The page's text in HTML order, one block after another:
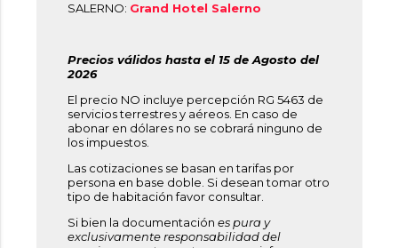
SALERNO: Grand Hotel Salerno
Precios válidos hasta el 15 de Agosto del
2026
El precio NO incluye percepción RG 5463 de
servicios terrestres y aéreos. En caso de
abonar en dólares no se cobrará ninguno de
los impuestos.
Las cotizaciones se basan en tarifas por
persona en base doble. Si desean tomar otro
tipo de habitación favor consultar.
Si bien la documentación es pura y
exclusivamente responsabilidad del